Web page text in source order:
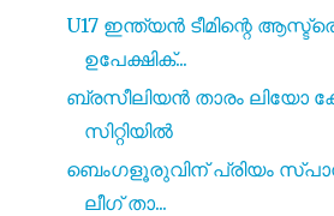
U17 ഇന്ത്യൻ ടീമിന്റെ
ഉപേക്ഷിക്...
ബ്രസീലിയൻ താരം ലിയോ
സിറ്റിയിൽ
ബെംഗളൂരുവിന് പ്രിയം
ലീഗ് താ...